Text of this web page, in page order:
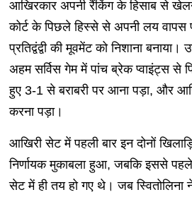
आखिरकार अपनी रैंकिंग के हिसाब से
कोर्ट के पिछले हिस्से से अपनी लय वापस
प्रतिद्वंद्वी की मूवमेंट को निशाना बनाया।
अहम सर्विस गेम में पांच ब्रेक प्वाइंट्स से
हुए 3-1 से बराबरी पर आना पड़ा, और
करना पड़ा।
आखिरी सेट में पहली बार इन दोनों
निर्णायक मुकाबला हुआ, जबकि इससे
सेट में ही तय हो गए थे। जब